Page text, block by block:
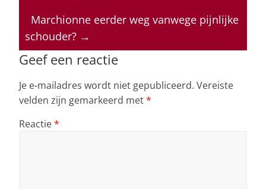
p
p
o
o
k
n s
Marchionne eerder weg vanwege pijnlijke
schouder? →
Geef een reactie
Je e-mailadres wordt niet gepubliceerd. Vereiste
velden zijn gemarkeerd met*
Reactie*